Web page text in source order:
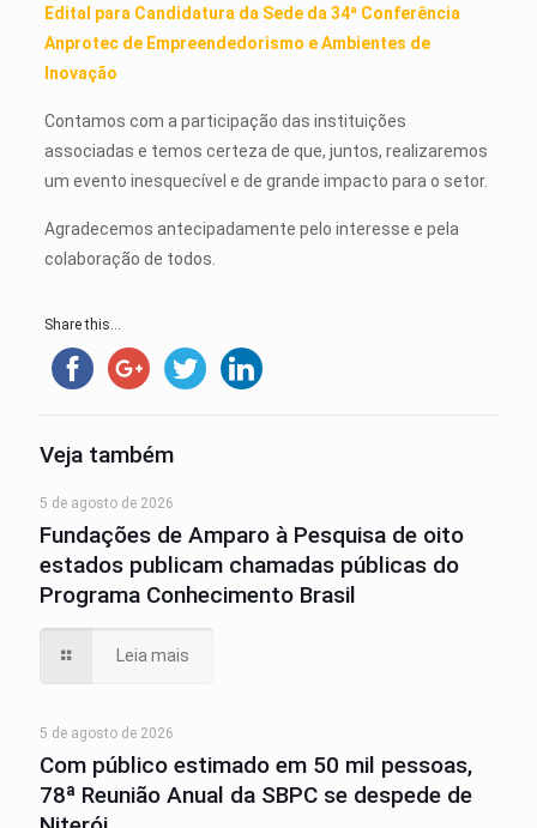
Edital para Candidatura da Sede da 34ª Conferência
Anprotec de Empreendedorismo e Ambientes de
Inovação
Contamos com a participação das instituições
associadas e temos certeza de que, juntos, realizaremos
um evento inesquecível e de grande impacto para o setor.
Agradecemos antecipadamente pelo interesse e pela
colaboração de todos.
Share this...
Veja também
5 de agosto de 2026
Fundações de Amparo à Pesquisa de oito
estados publicam chamadas públicas do
Programa Conhecimento Brasil
Leia mais
5 de agosto de 2026
Com público estimado em 50 mil pessoas,
78ª Reunião Anual da SBPC se despede de